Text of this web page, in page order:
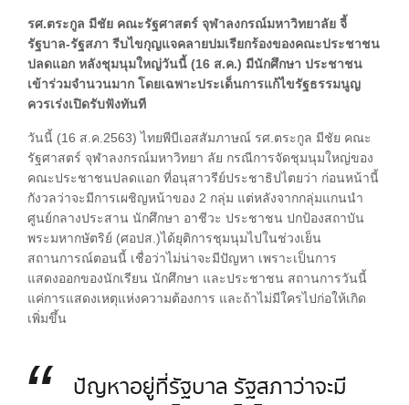
รศ.ตระกูล มีชัย คณะรัฐศาสตร์ จุฬาลงกรณ์มหาวิทยาลัย จี้
รัฐบาล-รัฐสภา รีบไขกุญแจคลายปมเรียกร้องของคณะประชาชน
ปลดแอก หลังชุมนุมใหญ่วันนี้ (16 ส.ค.) มีนักศึกษา ประชาชน
เข้าร่วมจำนวนมาก โดยเฉพาะประเด็นการแก้ไขรัฐธรรมนูญ
ควรเร่งเปิดรับฟังทันที
วันนี้ (16 ส.ค.2563) ไทยพีบีเอสสัมภาษณ์ รศ.ตระกูล มีชัย คณะ
รัฐศาสตร์ จุฬาลงกรณ์มหาวิทยา ลัย กรณีการจัดชุมนุมใหญ่ของ
คณะประชาชนปลดแอก ที่อนุสาวรีย์ประชาธิปไตยว่า ก่อนหน้านี้
กังวลว่าจะมีการเผชิญหน้าของ 2 กลุ่ม แต่หลังจากกลุ่มแกนนำ
ศูนย์กลางประสาน นักศึกษา อาชีวะ ประชาชน ปกป้องสถาบัน
พระมหากษัตริย์ (ศอปส.)ได้ยุติการชุมนุมไปในช่วงเย็น
สถานการณ์ตอนนี้ เชื่อว่าไม่น่าจะมีปัญหา เพราะเป็นการ
แสดงออกของนักเรียน นักศึกษา และประชาชน สถานการวันนี้
แค่การแสดงเหตุแห่งความต้องการ และถ้าไม่มีใครไปก่อให้เกิด
เพิ่มขึ้น
ปัญหาอยู่ที่รัฐบาล รัฐสภาว่าจะมี